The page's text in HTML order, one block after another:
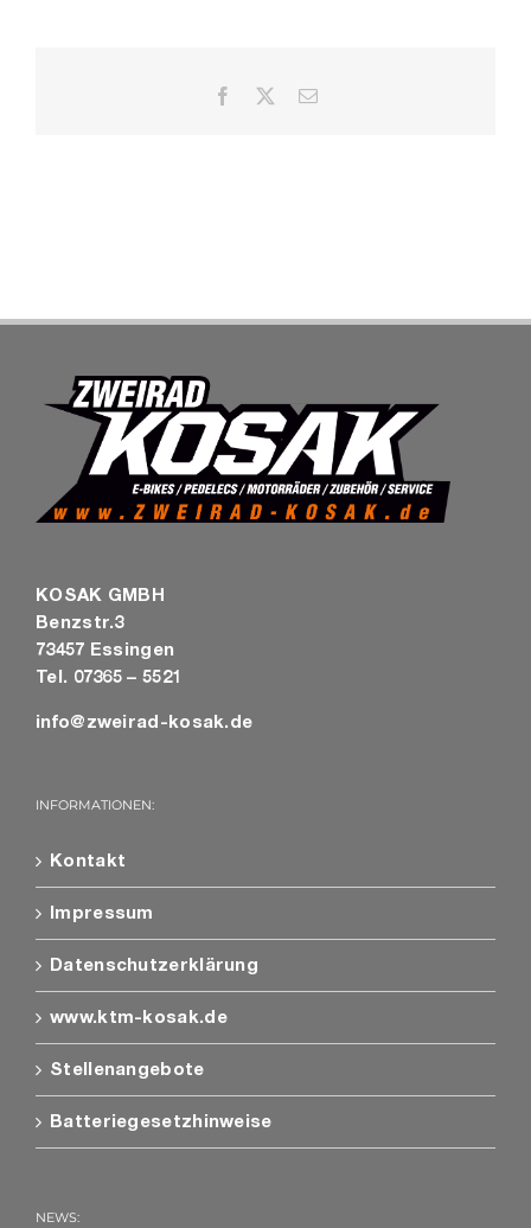
Facebook E-
KOSAK GMBH
Benzstr.3
73457 Essingen
Tel. 07365 – 5521
info@zweirad-kosak.de
INFORMATIONEN:
Kontakt
Impressum
Datenschutzerklärung
www.ktm-kosak.de
Stellenangebote
Batteriegesetzhinweise
NEWS: